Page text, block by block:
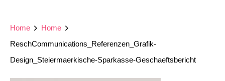
Home
Home
ReschCommunications_Referenzen_Grafik-
Design_Steiermaerkische-Sparkasse-Geschaeftsbericht